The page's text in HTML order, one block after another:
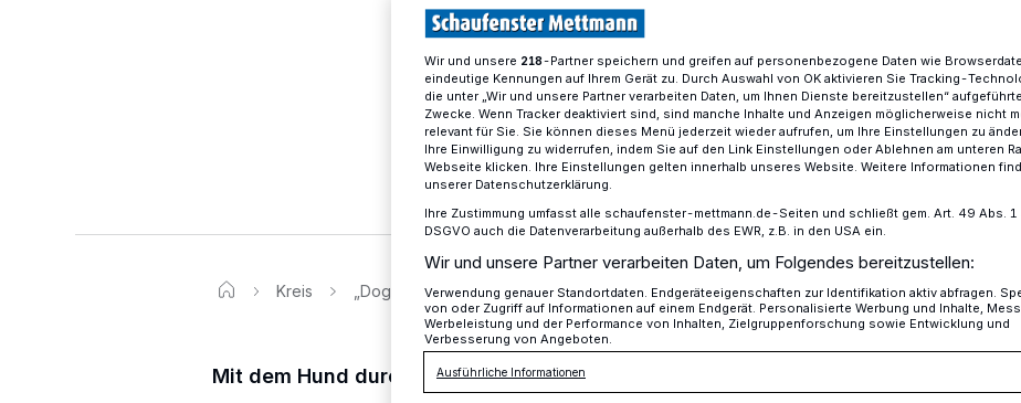
Kreis „DoggyDay“ im Neanderthal Museum
Mit dem Hund durch die Dauerausstellung
Wir und unsere 218-Partner speichern und greifen auf personenbezogene Daten wie
eindeutige Kennungen auf Ihrem Gerät zu. Durch Auswahl von OK aktivieren Sie Tracking-
die unter „Wir und unsere Partner verarbeiten Daten, um Ihnen Dienste bereitzustellen“
Zwecke. Wenn Tracker deaktiviert sind, sind manche Inhalte und Anzeigen möglicherweise nicht
relevant für Sie. Sie können dieses Menü jederzeit wieder aufrufen, um Ihre Einstellungen zu
Ihre Einwilligung zu widerrufen, indem Sie auf den Link Einstellungen oder Ablehnen am unteren
Webseite klicken. Ihre Einstellungen gelten innerhalb unseres Website. Weitere Informationen
unserer Datenschutzerklärung.
Ihre Zustimmung umfasst alle schaufenster-mettmann.de-Seiten und schließt gem. Art. 49 Abs. 1
DSGVO auch die Datenverarbeitung außerhalb des EWR, z.B. in den USA ein.
Wir und unsere Partner verarbeiten Daten, um Folgendes bereitzustellen:
Verwendung genauer Standortdaten. Endgeräteeigenschaften zur Identifikation aktiv abfragen.
von oder Zugriff auf Informationen auf einem Endgerät. Personalisierte Werbung und Inhalte,
Werbeleistung und der Performance von Inhalten, Zielgruppenforschung sowie Entwicklung und
Verbesserung von Angeboten.
Ausführliche Informationen